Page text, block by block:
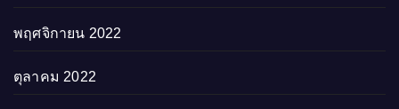
พฤศจิกายน 2022
ตุลาคม 2022